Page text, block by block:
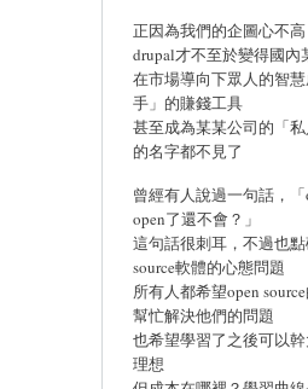
正因為我們的企圖心不
drupal才不至於變得國內
在市場導向下眾人的智
手」的賺錢工具
甚至成為某某公司的「
的名字都不見了
曾經有人說過一句話，「
open了還不會？」
這句話很刺耳，不過也
source軟體的心態問題
所有人都希望open
幫忙解決他們的問題
也希望學習了之後可以
理想